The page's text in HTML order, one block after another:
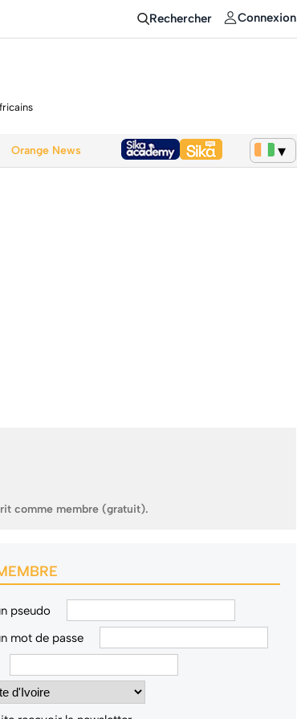
Rechercher Connexion
Orange News
comme membre (gratuit).
pseudo
mot de passe